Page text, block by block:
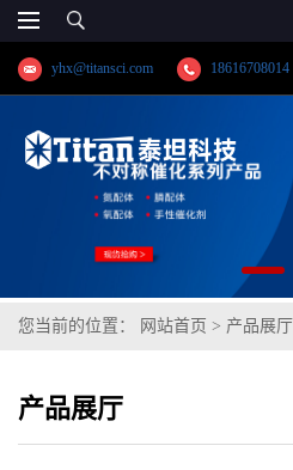
yhx@titansci.com 18616708014
您当前的位置： 网站首页 > 产品展厅
产品展厅